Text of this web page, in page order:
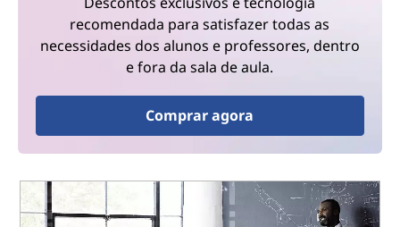
recomendada para satisfazer todas as
necessidades dos alunos e professores, dentro
e fora da sala de aula.
Comprar agora